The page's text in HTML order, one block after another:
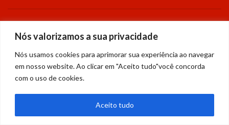
Nós valorizamos a sua privacidade
Nós usamos cookies para aprimorar sua experiência ao navegar
em nosso website. Ao clicar em "Aceito tudo"você concorda
com o uso de cookies.
Aceito tudo
POLÍTICA DE PRIVACIDADE
Leia a nossa Política de Privacidade.
Wattz 2016 - Todos os direitos reservados
Share This